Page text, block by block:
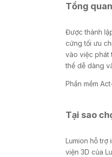
Tổng
Được thành
cứng tối ưu
vào việc phát
thể dễ dàng
Phần mềm
Tại sao
Lumion hỗ trợ
viện 3D của